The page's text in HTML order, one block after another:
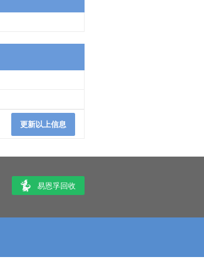
更新以上信息
易恩孚回收